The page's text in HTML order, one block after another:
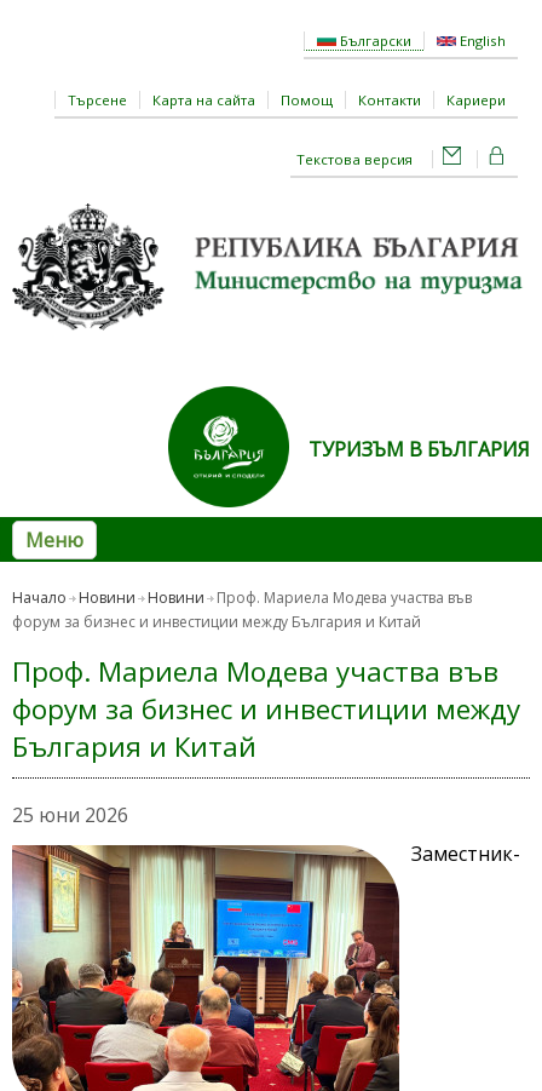
Български English
Търсене Карта на сайта Помощ Контакти Кариери
Текстова версия
ТУРИЗЪМ В БЪЛГАРИЯ
Меню
Начало Новини Новини
Проф. Мариела Модева участва във
форум за бизнес и инвестиции между България и Китай
Проф. Мариела Модева участва във
форум за бизнес и инвестиции между
България и Китай
25 юни 2026
Заместник-